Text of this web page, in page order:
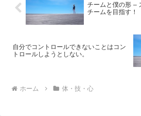
チームと僕の形 –
チームを目指す！
自分でコントロールできないことはコン
トロールしようとしない。
ホーム 体・技・心